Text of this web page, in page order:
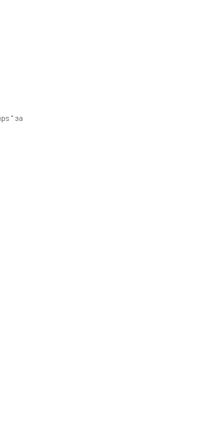
" за